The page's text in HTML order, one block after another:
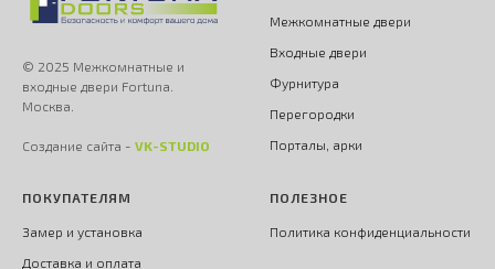
© 2025 Межкомнатные и
входные двери Fortuna.
Москва.
Создание сайта - VK-STUDIO
Межкомнатные двери
Входные двери
Фурнитура
Перегородки
Порталы, арки
ПОКУПАТЕЛЯМ
Замер и установка
Доставка и оплата
ПОЛЕЗНОЕ
Политика конфиденциальности